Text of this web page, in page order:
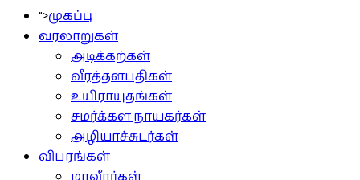
">முகப்பு
வரலாறுகள்
அடிக்கற்கள்
வீரத்தளபதிகள்
உயிராயுதங்கள்
சமர்க்கள நாயகர்கள்
அழியாச்சுடர்கள்
விபரங்கள்